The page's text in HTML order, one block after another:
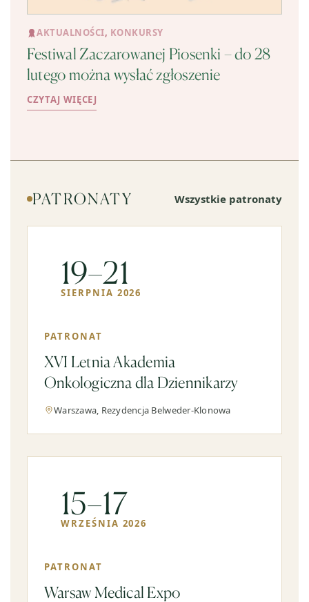
AKTUALNOŚCI, KONKURSY
Festiwal Zaczarowanej Piosenki – do 28
lutego można wysłać zgłoszenie
CZYTAJ WIĘCEJ
PATRONATY Wszystkie patronaty
19–21
SIERPNIA 2026
PATRONAT
XVI Letnia Akademia
Onkologiczna dla Dziennikarzy
Warszawa, Rezydencja Belweder-Klonowa
15–17
WRZEŚNIA 2026
PATRONAT
Warsaw Medical Expo